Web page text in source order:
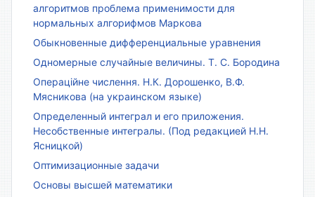
алгоритмов проблема применимости для
нормальных алгорифмов Маркова
Обыкновенные дифференциальные уравнения
Одномерные случайные величины. Т. С. Бородина
Операційне числення. Н.К. Дорошенко, В.Ф.
Мясникова (на украинском языке)
Определенный интеграл и его приложения.
Несобственные интегралы. (Под редакцией Н.Н.
Ясницкой)
Оптимизационные задачи
Основы высшей математики